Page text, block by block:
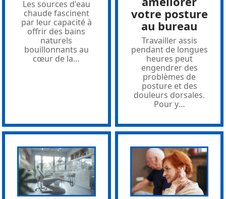
Les sources d'eau
chaude fascinent
par leur capacité à
offrir des bains
naturels
bouillonnants au
cœur de la…
votre posture
au bureau
Travailler assis
pendant de longues
heures peut
engendrer des
problèmes de
posture et des
douleurs dorsales.
Pour y…